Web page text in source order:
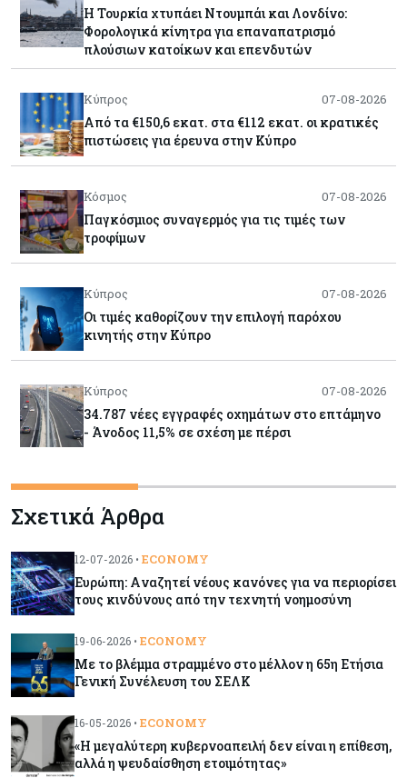
Η Τουρκία χτυπάει Ντουμπάι και Λονδίνο:
Φορολογικά κίνητρα για επαναπατρισμό
πλούσιων κατοίκων και επενδυτών
Κύπρος 07-08-2026
Από τα €150,6 εκατ. στα €112 εκατ. οι κρατικές
πιστώσεις για έρευνα στην Κύπρο
Κόσμος 07-08-2026
Παγκόσμιος συναγερμός για τις τιμές των
τροφίμων
Κύπρος 07-08-2026
Οι τιμές καθορίζουν την επιλογή παρόχου
κινητής στην Κύπρο
Κύπρος 07-08-2026
34.787 νέες εγγραφές οχημάτων στο επτάμηνο
- Άνοδος 11,5% σε σχέση με πέρσι
Κόσμος 07-08-2026
ΕΚΤ: Αιφνιδιάστηκε από την πώληση ευρώ από
τις ΗΠΑ
Κύπρος 07-08-2026
Χορηγία €10.000 για υποτροφίες σε φοιτητές του
Κύπρος
του αεροδρομίου Λάρνακας
Σχετικά Άρθρα
12-07-2026 • ECONOMY
Ευρώπη: Aναζητεί νέους κανόνες για να περιορίσει
τους κινδύνους από την τεχνητή νοημοσύνη
19-06-2026 • ECONOMY
Με το βλέμμα στραμμένο στο μέλλον η 65η Ετήσια
Γενική Συνέλευση του ΣΕΛΚ
16-05-2026 • ECONOMY
«Η μεγαλύτερη κυβερνοαπειλή δεν είναι η επίθεση,
αλλά η ψευδαίσθηση ετοιμότητας»